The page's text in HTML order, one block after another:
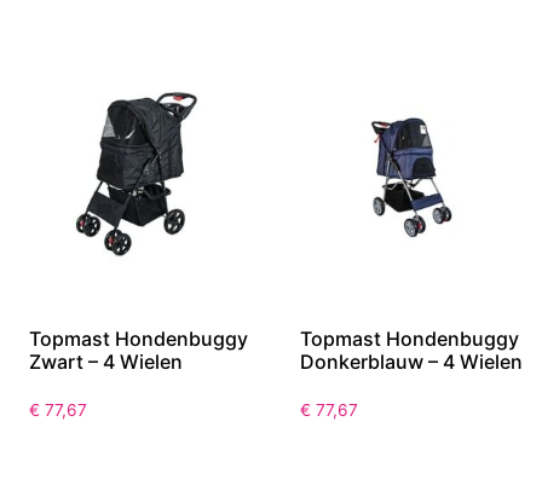
Topmast Hondenbuggy
Zwart – 4 Wielen
€ 77,67
Topmast Hondenbuggy
Donkerblauw – 4 Wielen
€ 77,67